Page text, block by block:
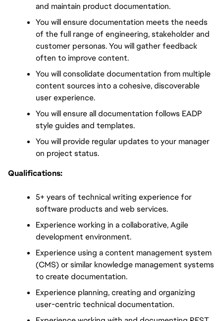
and maintain product documentation.
You will ensure documentation meets the needs
of the full range of engineering, stakeholder and
customer personas. You will gather feedback
often to improve content.
You will consolidate documentation from multiple
content sources into a cohesive, discoverable
user experience.
You will ensure all documentation follows EADP
style guides and templates.
You will provide regular updates to your manager
on project status.
Qualifications:
5+ years of technical writing experience for
software products and web services.
Experience working in a collaborative, Agile
development environment.
Experience using a content management system
(CMS) or similar knowledge management systems
to create documentation.
Experience planning, creating and organizing
user-centric technical documentation.